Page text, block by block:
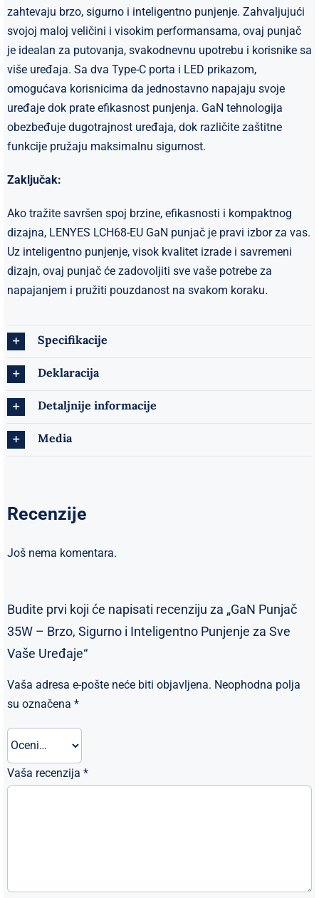
zahtevaju brzo, sigurno i inteligentno punjenje. Zahvaljujući
svojoj maloj veličini i visokim performansama, ovaj punjač
je idealan za putovanja, svakodnevnu upotrebu i korisnike sa
više uređaja. Sa dva Type-C porta i LED prikazom,
omogućava korisnicima da jednostavno napajaju svoje
uređaje dok prate efikasnost punjenja. GaN tehnologija
obezbeđuje dugotrajnost uređaja, dok različite zaštitne
funkcije pružaju maksimalnu sigurnost.
Zaključak:
Ako tražite savršen spoj brzine, efikasnosti i kompaktnog
dizajna, LENYES LCH68-EU GaN punjač je pravi izbor za vas.
Uz inteligentno punjenje, visok kvalitet izrade i savremeni
dizajn, ovaj punjač će zadovoljiti sve vaše potrebe za
napajanjem i pružiti pouzdanost na svakom koraku.
Specifikacije
Deklaracija
Detaljnije informacije
Media
Recenzije
Još nema komentara.
Budite prvi koji će napisati recenziju za „GaN Punjač
35W – Brzo, Sigurno i Inteligentno Punjenje za Sve
Vaše Uređaje“
Vaša adresa e-pošte neće biti objavljena. Neophodna polja
su označena *
Vaša recenzija *